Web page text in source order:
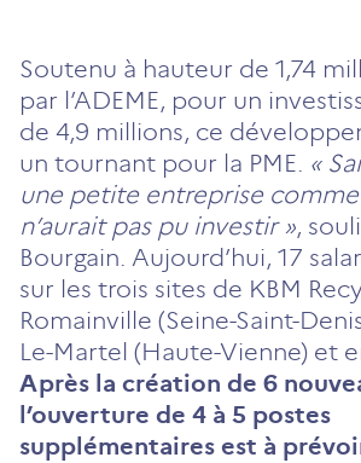
Soutenu à hauteur de 1,74
par l’ADEME, pour un
de 4,9 millions, ce
un tournant pour la PME. «
une petite entreprise
n’aurait pas pu investir »,
Bourgain. Aujourd’hui, 17
sur les trois sites de KBM
Romainville (Seine-Saint-
Le-Martel (Haute-Vienne) et
Après la création de 6
l’ouverture de 4 à 5 postes
supplémentaires est à